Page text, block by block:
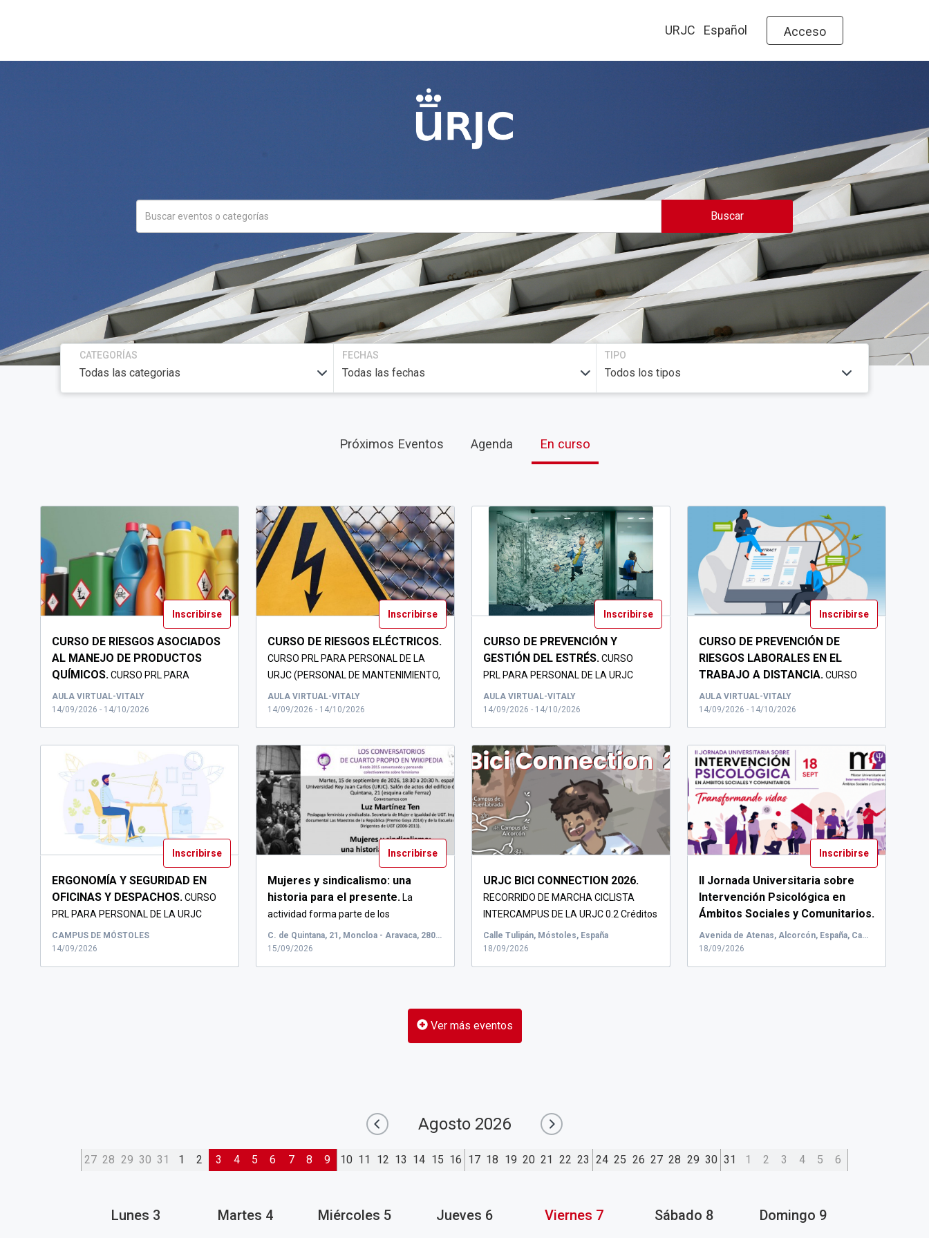
URJC Español Acceso
Buscar
CATEGORÍAS FECHAS TIPO
Próximos Eventos Agenda En curso
Inscribirse
CURSO DE RIESGOS ASOCIADOS
AL MANEJO DE PRODUCTOS
QUÍMICOS.CURSO PRL PARA
PERSONAL DE LA URJC
AULA VIRTUAL-VITALY
14/09/2026 - 14/10/2026
Inscribirse
CURSO DE RIESGOS ELÉCTRICOS.
CURSO PRL PARA PERSONAL DE LA
URJC (PERSONAL DE MANTENIMIENTO,
PTGAS, PDI ...
AULA VIRTUAL-VITALY
14/09/2026 - 14/10/2026
Inscribirse
CURSO DE PREVENCIÓN Y
GESTIÓN DEL ESTRÉS.CURSO
PRL PARA PERSONAL DE LA URJC
AULA VIRTUAL-VITALY
14/09/2026 - 14/10/2026
Inscribirse
CURSO DE PREVENCIÓN DE
RIESGOS LABORALES EN EL
TRABAJO A DISTANCIA.CURSO
PRL PARA PERSONAL DE LA URJC ...
AULA VIRTUAL-VITALY
14/09/2026 - 14/10/2026
Inscribirse
ERGONOMÍA Y SEGURIDAD EN
OFICINAS Y DESPACHOS.CURSO
PRL PARA PERSONAL DE LA URJC
CURSO DE 4 HORAS DE D...
CAMPUS DE MÓSTOLES
14/09/2026
Inscribirse
Mujeres y sindicalismo: una
historia para el presente. La
actividad forma parte de los
conversatorios q...
C. de Quintana, 21, Moncloa - Aravaca, 28008 Madrid, España
15/09/2026
URJC BICI CONNECTION 2026.
RECORRIDO DE MARCHA CICLISTA
INTERCAMPUS DE LA URJC 0.2 Créditos
RAC y premi...
Calle Tulipán, Móstoles, España
18/09/2026
Inscribirse
II Jornada Universitaria sobre
Intervención Psicológica en
Ámbitos Sociales y Comunitarios.
PROGRAMA: h...
Avenida de Atenas, Alcorcón, España, Campus de Alcorcón
18/09/2026
Ver más eventos
Agosto 2026
27 28 29 30 31 1 2 3 4 5 6 7 8 9 10 11 12 13 14 15 16 17 18 19 20 21 22 23 24 25 26 27 28 29 30 31 1 2 3 4 5 6
Lunes 3 Martes 4 Miércoles 5 Jueves 6 Viernes 7 Sábado 8 Domingo 9